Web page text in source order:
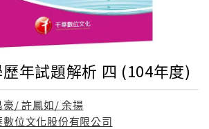
年試題解析 四 (104年度)
豪/ 許鳳如/ 余揚
數位文化股份有限公司